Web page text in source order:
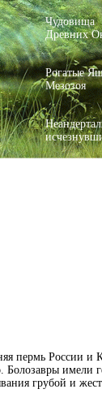
Чудовища
Древних
Рогатые
Мезозоя
пермь Рос­сии и
Бо­ло­за­вры имели
гру­бой и